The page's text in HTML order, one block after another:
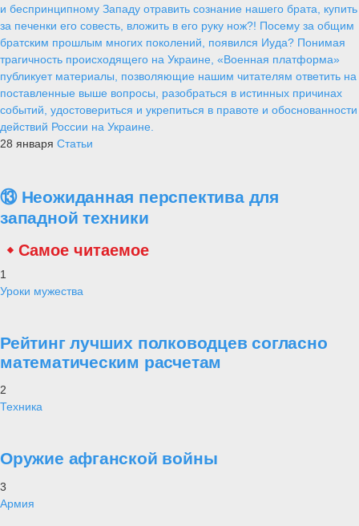
и беспринципному Западу отравить сознание нашего брата, купить
за печенки его совесть, вложить в его руку нож?! Посему за общим
братским прошлым многих поколений, появился Иуда? Понимая
трагичность происходящего на Украине, «Военная платформа»
публикует материалы, позволяющие нашим читателям ответить на
поставленные выше вопросы, разобраться в истинных причинах
событий, удостовериться и укрепиться в правоте и обоснованности
действий России на Украине.
28 января Статьи
⑬ Неожиданная перспектива для
западной техники
Самое читаемое
1
Уроки мужества
Рейтинг лучших полководцев согласно
математическим расчетам
2
Техника
Оружие афганской войны
3
Армия